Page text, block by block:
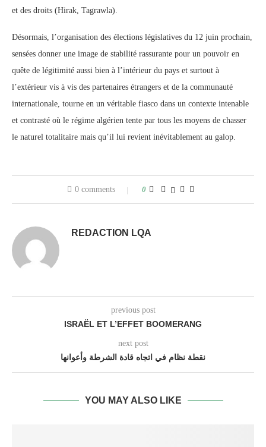
et des droits (Hirak, Tagrawla).
Désormais, l’organisation des élections législatives du 12 juin prochain,
sensées donner une image de stabilité rassurante pour un pouvoir en
quête de légitimité aussi bien à l’intérieur du pays et surtout à
l’extérieur vis à vis des partenaires étrangers et de la communauté
internationale, tourne en un véritable fiasco dans un contexte intenable
et contrasté où le régime algérien tente par tous les moyens de chasser
le naturel totalitaire mais qu’il lui revient inévitablement au galop.
0 comments 0
REDACTION LQA
previous post
ISRAËL ET L’EFFET BOOMERANG
next post
نقطة نظام في اتجاه قادة الشرطة وأعوانها
YOU MAY ALSO LIKE